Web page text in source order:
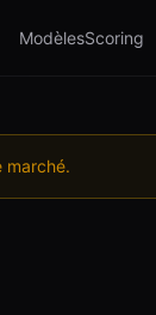
ModèlesScoring
marché.